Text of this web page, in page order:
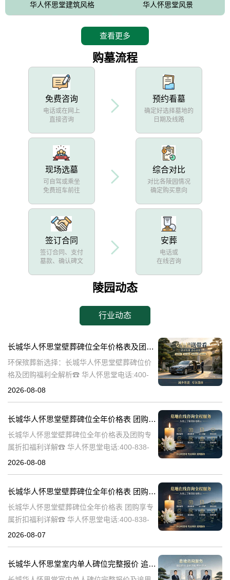
华人怀思堂建筑风格 华人怀思堂风景
查看更多
购墓流程
免费咨询
电话或在网上
直接咨询
预约看墓
确定好选择墓地的
日期及线路
现场选墓
可自驾或乘坐
免费班车前往
综合对比
对比各陵园情况
确定购买意向
签订合同
签订合同、支付
墓款、确认碑文
安葬
电话或
在线咨询
陵园动态
行业动态
长城华人怀思堂壁葬碑位全年价格表及团购专属折扣福利详解
环保殡葬新选择：长城华人怀思堂壁葬碑位价
格及团购福利全解析☎ 华人怀思堂电话:400-
838-5063随着现代人对身后事的规划日益细
2026-08-08
长城华人怀思堂壁葬碑位全年价格表 团购享专属折扣福利详解
长城华人怀思堂壁葬碑位全年价格表及团购专
属折扣福利详解☎ 华人怀思堂电话:400-838-
5063随着社会的发展和人们观念的转变，越来
2026-08-08
长城华人怀思堂壁葬碑位全年价格表 团购享专属折扣福利详解
长城华人怀思堂壁葬碑位全年价格表 团购享专
属折扣福利详解☎ 华人怀思堂电话:400-838-
5063随着社会的发展和人们观念的变化，越来
2026-08-07
长城华人怀思堂室内单人碑位完整报价 追思厅使用费用减免详解